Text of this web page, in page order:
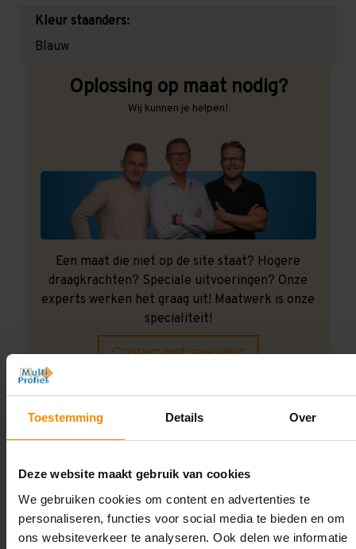
Toestemming Details Over
Deze website maakt gebruik van cookies
We gebruiken cookies om content en advertenties te
personaliseren, functies voor social media te bieden en om
ons websiteverkeer te analyseren. Ook delen we informatie
Kleur staanders:
Blauw
Oplossing op maat nodig?
Wij kunnen je helpen!
Een maat die niet op de site staat? Hogere
draagkrachten? Speciale uitvoeringen? Onze
experts werken het graag uit! Maatwerk is onze
specialiteit!
Contact met specialist
Montage uitbesteden?